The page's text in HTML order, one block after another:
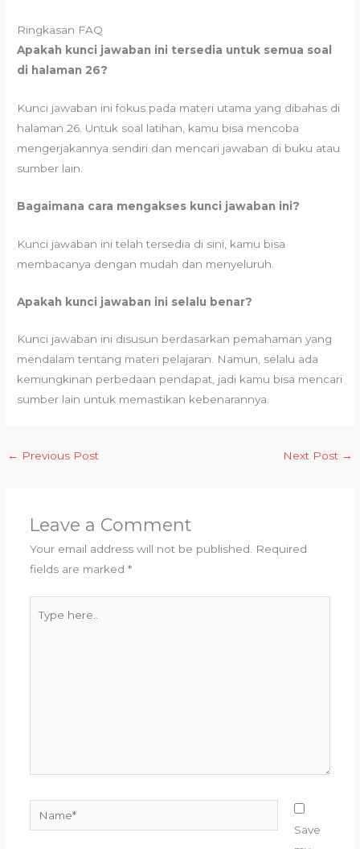
Ringkasan FAQ
Apakah kunci jawaban ini tersedia untuk semua soal
di halaman 26?
Kunci jawaban ini fokus pada materi utama yang dibahas di
halaman 26. Untuk soal latihan, kamu bisa mencoba
mengerjakannya sendiri dan mencari jawaban di buku atau
sumber lain.
Bagaimana cara mengakses kunci jawaban ini?
Kunci jawaban ini telah tersedia di sini, kamu bisa
membacanya dengan mudah dan menyeluruh.
Apakah kunci jawaban ini selalu benar?
Kunci jawaban ini disusun berdasarkan pemahaman yang
mendalam tentang materi pelajaran. Namun, selalu ada
kemungkinan perbedaan pendapat, jadi kamu bisa mencari
sumber lain untuk memastikan kebenarannya.
← Previous Post Next Post →
Leave a Comment
Your email address will not be published. Required
fields are marked *
here..
Save